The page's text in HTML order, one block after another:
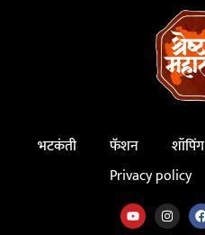
भटकंती फॅशन शॉपिंग
Privacy policy